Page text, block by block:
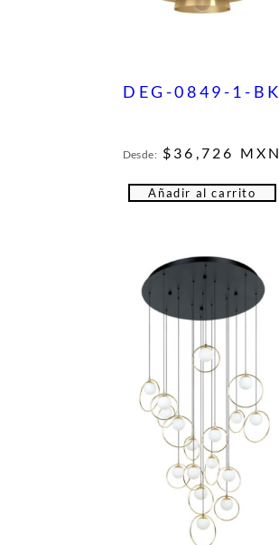
DEG-0849-1-BK
Desde: $ 36,726 MXN
Añadir al carrito